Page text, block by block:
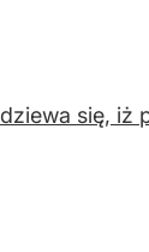
się, iż